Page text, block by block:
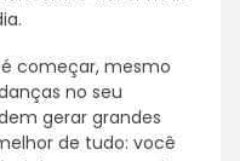
começar, mesmo
no seu
gerar grandes
de tudo: você